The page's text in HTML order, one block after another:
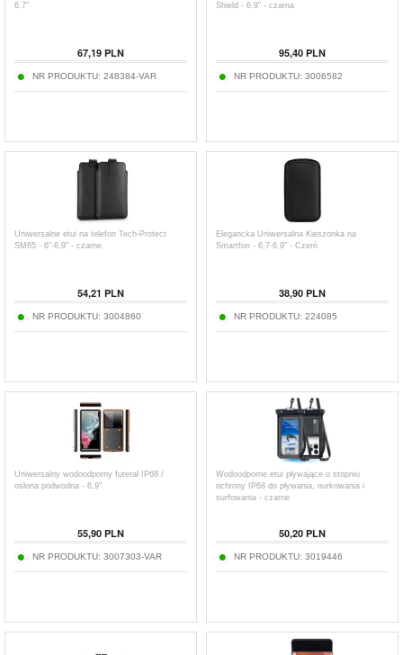
6.7"
67,19 PLN
NR PRODUKTU: 248384-VAR
Shield - 6.9" - czarna
95,40 PLN
NR PRODUKTU: 3006582
Uniwersalne etui na telefon Tech-Protect
SM65 - 6"-6,9" - czarne
54,21 PLN
NR PRODUKTU: 3004860
Elegancka Uniwersalna Kieszonka na
Smartfon - 6,7-6,9" - Czerń
38,90 PLN
NR PRODUKTU: 224085
Uniwersalny wodoodporny futerał IP68 /
osłona podwodna - 6.9"
55,90 PLN
NR PRODUKTU: 3007303-VAR
Wodoodporne etui pływające o stopniu
ochrony IP68 do pływania, nurkowania i
surfowania - czarne
50,20 PLN
NR PRODUKTU: 3019446